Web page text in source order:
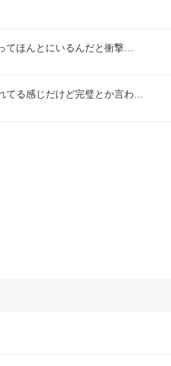
てほんとにいるんだと衝撃…
る感じだけど完璧とか言わ…